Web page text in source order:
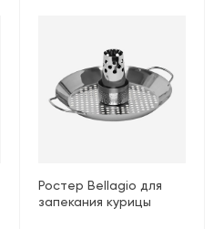
Ростер Bellagio для
запекания курицы